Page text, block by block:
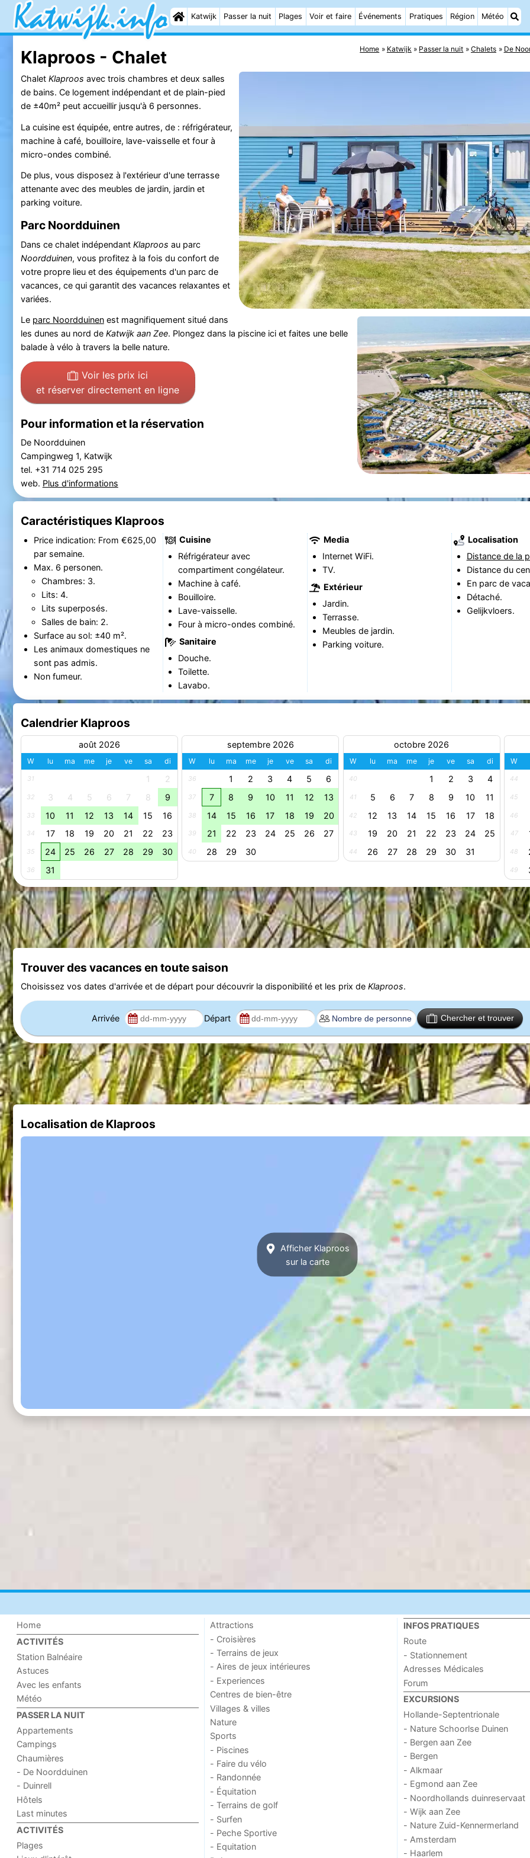
Katwijk Passer la nuit Plages Voir et faire Événements Pratiques Région Météo
Home Katwijk Passer la nuit Chalets De
Klaproos - Chalet
Chalet Klaproos avec trois chambres et deux salles
de bains. Ce logement indépendant et de plain-pied
de ±40m² peut accueillir jusqu'à 6 personnes.
La cuisine est équipée, entre autres, de : réfrigérateur,
machine à café, bouilloire, lave-vaisselle et four à
micro-ondes combiné.
De plus, vous disposez à l'extérieur d'une terrasse
attenante avec des meubles de jardin, jardin et
parking voiture.
Parc Noordduinen
Dans ce chalet indépendant Klaproos au parc
Noordduinen, vous profitez à la fois du confort de
votre propre lieu et des équipements d'un parc de
vacances, ce qui garantit des vacances relaxantes et
variées.
Le parc Noordduinenest magnifiquement situé dans
les dunes au nord de Katwijk aan Zee. Plongez dans la piscine ici et faites une belle
balade à vélo à travers la belle nature.
Voir les prix ici
et réserver directement en ligne
Pour information et la réservation
De Noordduinen
Campingweg 1, Katwijk
tel. +31 714 025 295
web. Plus d'informations
Caractéristiques Klaproos
Price indication: From €625,00
par semaine.
Max. 6 personen.
Chambres: 3.
Lits: 4.
Lits superposés.
Salles de bain: 2.
Surface au sol: ±40 m².
Les animaux domestiques ne
sont pas admis.
Non fumeur.
Cuisine
Réfrigérateur avec
compartiment congélateur.
Machine à café.
Bouilloire.
Lave-vaisselle.
Four à micro-ondes combiné.
Sanitaire
Douche.
Toilette.
Lavabo.
Media
Internet WiFi.
TV.
Extérieur
Jardin.
Terrasse.
Meubles de jardin.
Parking voiture.
Localisation
Distance de la
Distance du
En parc de
Détaché.
Gelijkvloers.
Calendrier Klaproos
août 2026
W lu ma me je ve sa di
31 1 2
32 3 4 5 6 7 8 9
33 10 11 12 13 14 15 16
34 17 18 19 20 21 22 23
35 24 25 26 27 28 29 30
36 31
septembre 2026
W lu ma me je ve sa di
36 1 2 3 4 5 6
37 7 8 9 10 11 12 13
38 14 15 16 17 18 19 20
39 21 22 23 24 25 26 27
40 28 29 30
octobre 2026
W lu ma me je ve sa di
40 1 2 3 4
41 5 6 7 8 9 10 11
42 12 13 14 15 16 17 18
43 19 20 21 22 23 24 25
44 26 27 28 29 30 31
W
44
45
46
47
48
49
Trouver des vacances en toute saison
Choisissez vos dates d'arrivée et de départ pour découvrir la disponibilité et les prix de Klaproos.
Arrivée Départ Chercher et trouver
Localisation de Klaproos
Afficher Klaproos
sur la carte
Home
ACTIVITÉS
Station Balnéaire
Astuces
Avec les enfants
Météo
PASSER LA NUIT
Appartements
Campings
Chaumières
- De Noordduinen
- Duinrell
Hôtels
Last minutes
ACTIVITÉS
Plages
Attractions
- Croisières
- Terrains de jeux
- Aires de jeux intérieures
- Experiences
Centres de bien-être
Villages & villes
Nature
Sports
- Piscines
- Faire du vélo
- Randonnée
- Équitation
- Terrains de golf
- Surfen
- Peche Sportive
- Equitation
INFOS PRATIQUES
Route
- Stationnement
Adresses Médicales
Forum
EXCURSIONS
Hollande-Septentrionale
- Nature Schoorlse Duinen
- Bergen aan Zee
- Bergen
- Alkmaar
- Egmond aan Zee
- Noordhollands duinreservaat
- Wijk aan Zee
- Nature Zuid-Kennermerland
- Amsterdam
- Haarlem